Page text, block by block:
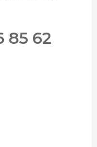
85 62